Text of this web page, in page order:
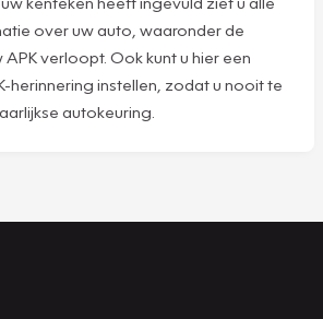
over uw auto, waaronder de
verloopt. Ook kunt u hier een
herinnering instellen, zodat u nooit te
autokeuring.